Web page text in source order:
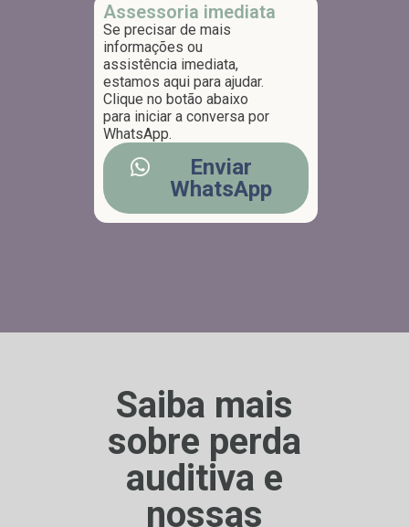
Assessoria imediata
Se precisar de mais
informações ou
assistência imediata,
estamos aqui para ajudar.
Clique no botão abaixo
para iniciar a conversa por
WhatsApp.
Enviar
WhatsApp
Saiba mais
sobre perda
auditiva e
nossas